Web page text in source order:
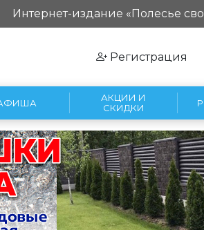
Интернет-издание «Полесье
Регистрация
АКЦИИ И
СКИДКИ